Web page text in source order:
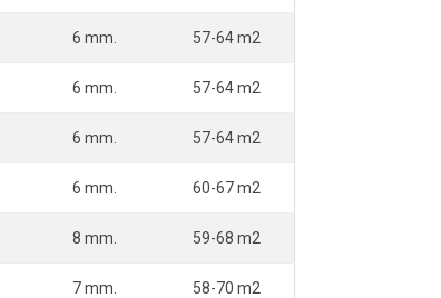
6 mm. 57-64 m2
6 mm. 57-64 m2
6 mm. 57-64 m2
6 mm. 60-67 m2
8 mm. 59-68 m2
7 mm. 58-70 m2